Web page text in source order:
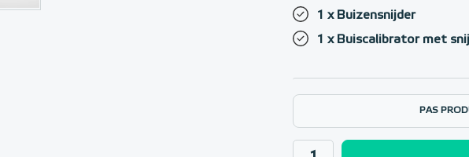
1 x Buizensnijder
1 x Buiscalibrator met
PAS